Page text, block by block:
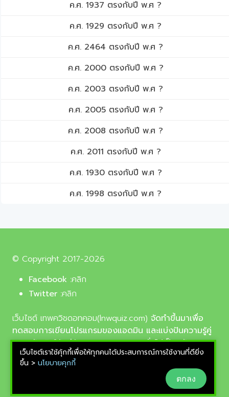
ค.ศ. 1937 ตรงกับปี พ.ศ ?
ค.ศ. 1929 ตรงกับปี พ.ศ ?
ค.ศ. 2464 ตรงกับปี พ.ศ ?
ค.ศ. 2000 ตรงกับปี พ.ศ ?
ค.ศ. 2003 ตรงกับปี พ.ศ ?
ค.ศ. 2005 ตรงกับปี พ.ศ ?
ค.ศ. 2008 ตรงกับปี พ.ศ ?
ค.ศ. 2011 ตรงกับปี พ.ศ ?
ค.ศ. 1930 ตรงกับปี พ.ศ ?
ค.ศ. 1998 ตรงกับปี พ.ศ ?
© Copyright 2017-2026
Facebook :คลิก
Twitter :คลิก
เว็บไซต์ เทพควิชดอทคอม(lnwquiz.com) จัดทำขึ้นมาเพื่อ
ทดสอบการเขียนโปรแกรมของแอดมิน และแบ่งปันความรู้คู่
ความบันเทิงให้แก่น้อง ๆ ตลอดจนบุคลทั่วไปเป็นหลัก,
รูปภาพที่นำมาใช้ประกอบบทความเป็นรูปภาพจากเว็บ
pixabay.com และunsplash.com ซึ่งเป็นเว็บแจกรูปฟรี
ลิขสิทธิ์แบบ CC0 ที่ช่างภาพจากทั่วโลกอัพโหลดไว้ให้
สามารถนำมาใช้ฟรีได้
เว็บไซต์เราใช้คุ้กกี้เพื่อให้ทุกคนได้ประสบการณ์การใช้งานที่ดียิ่ง
ขึ้น > นโยบายคุกกี้
ตกลง